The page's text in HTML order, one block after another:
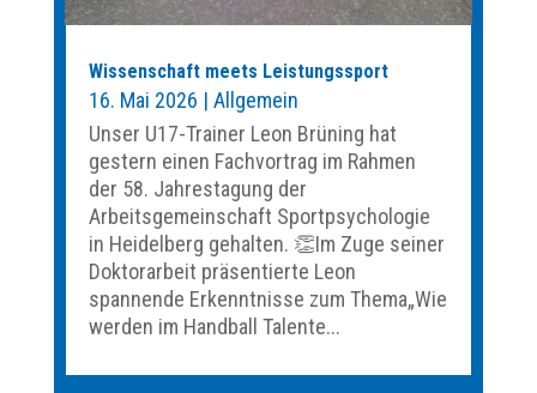
Wissenschaft meets Leistungssport
16. Mai 2026 | Allgemein
Unser U17-Trainer Leon Brüning hat
gestern einen Fachvortrag im Rahmen
der 58. Jahrestagung der
Arbeitsgemeinschaft Sportpsychologie
in Heidelberg gehalten. 👏Im Zuge seiner
Doktorarbeit präsentierte Leon
spannende Erkenntnisse zum Thema„Wie
werden im Handball Talente...